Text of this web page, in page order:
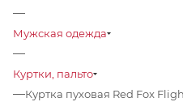
—
Мужская одежда
—
Куртки, пальто
—Куртка пуховая Red Fox